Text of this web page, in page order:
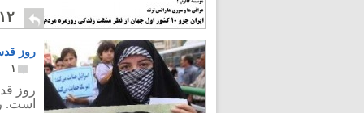
روز
۱
روز
است.